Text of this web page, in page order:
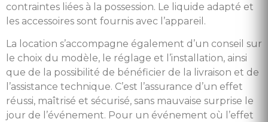
contraintes liées à la possession. Le liquide adapté et
les accessoires sont fournis avec l’appareil.
La location s’accompagne également d’un conseil sur
le choix du modèle, le réglage et l’installation, ainsi
que de la possibilité de bénéficier de la livraison et de
l’assistance technique. C’est l’assurance d’un effet
réussi, maîtrisé et sécurisé, sans mauvaise surprise le
jour de l’événement. Pour un événement où l’effet